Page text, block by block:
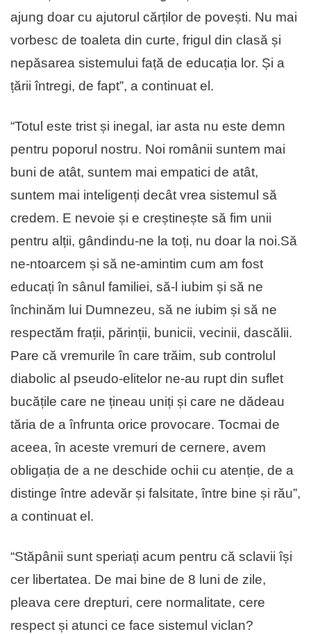
ajung doar cu ajutorul cărților de povești. Nu mai
vorbesc de toaleta din curte, frigul din clasă și
nepăsarea sistemului față de educația lor. Și a
țării întregi, de fapt”, a continuat el.
“Totul este trist și inegal, iar asta nu este demn
pentru poporul nostru. Noi românii suntem mai
buni de atât, suntem mai empatici de atât,
suntem mai inteligenți decât vrea sistemul să
credem. E nevoie și e creștinește să fim unii
pentru alții, gândindu-ne la toți, nu doar la noi.Să
ne-ntoarcem și să ne-amintim cum am fost
educați în sânul familiei, să-l iubim și să ne
închinăm lui Dumnezeu, să ne iubim și să ne
respectăm frații, părinții, bunicii, vecinii, dascălii.
Pare că vremurile în care trăim, sub controlul
diabolic al pseudo-elitelor ne-au rupt din suflet
bucățile care ne țineau uniți și care ne dădeau
tăria de a înfrunta orice provocare. Tocmai de
aceea, în aceste vremuri de cernere, avem
obligația de a ne deschide ochii cu atenție, de a
distinge între adevăr și falsitate, între bine și rău”,
a continuat el.
“Stăpânii sunt speriați acum pentru că sclavii își
cer libertatea. De mai bine de 8 luni de zile,
pleava cere drepturi, cere normalitate, cere
respect și atunci ce face sistemul viclan?